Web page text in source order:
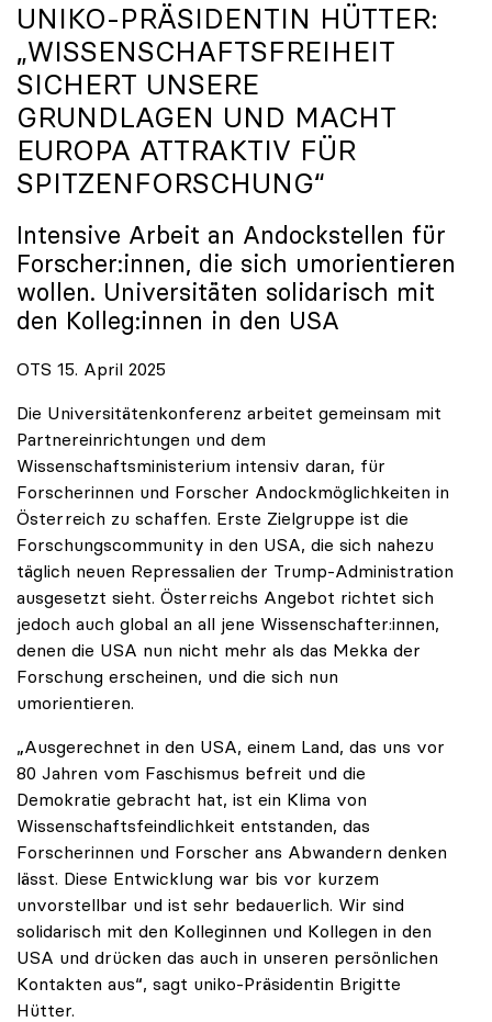
UNIKO-PRÄSIDENTIN HÜTTER:
„WISSENSCHAFTSFREIHEIT
SICHERT UNSERE
GRUNDLAGEN UND MACHT
EUROPA ATTRAKTIV FÜR
SPITZENFORSCHUNG“
Intensive Arbeit an Andockstellen für
Forscher:innen, die sich umorientieren
wollen. Universitäten solidarisch mit
den Kolleg:innen in den USA
OTS 15. April 2025
Die Universitätenkonferenz arbeitet gemeinsam mit
Partnereinrichtungen und dem
Wissenschaftsministerium intensiv daran, für
Forscherinnen und Forscher Andockmöglichkeiten in
Österreich zu schaffen. Erste Zielgruppe ist die
Forschungscommunity in den USA, die sich nahezu
täglich neuen Repressalien der Trump-Administration
ausgesetzt sieht. Österreichs Angebot richtet sich
jedoch auch global an all jene Wissenschafter:innen,
denen die USA nun nicht mehr als das Mekka der
Forschung erscheinen, und die sich nun
umorientieren.
„Ausgerechnet in den USA, einem Land, das uns vor
80 Jahren vom Faschismus befreit und die
Demokratie gebracht hat, ist ein Klima von
Wissenschaftsfeindlichkeit entstanden, das
Forscherinnen und Forscher ans Abwandern denken
lässt. Diese Entwicklung war bis vor kurzem
unvorstellbar und ist sehr bedauerlich. Wir sind
solidarisch mit den Kolleginnen und Kollegen in den
USA und drücken das auch in unseren persönlichen
Kontakten aus“, sagt uniko-Präsidentin Brigitte
Hütter.